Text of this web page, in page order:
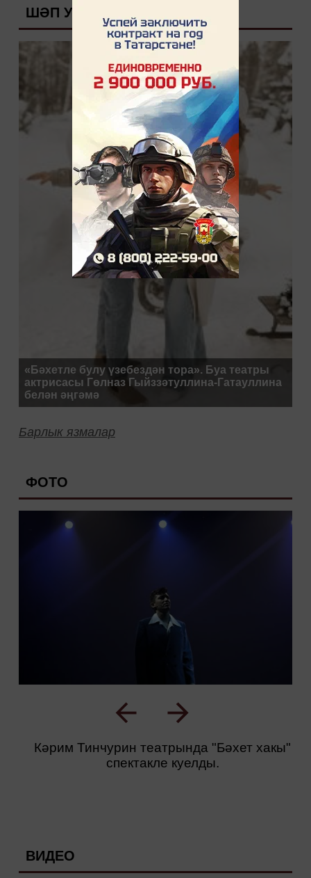
чыгарга булган. Үзенең күлмәген, ба...
ШӘП УКЫЛА
«Бәхетле булу үзебездән тора». Буа театры
актрисасы Гөлназ Гыйззәтуллина-Гатауллина
белән әңгәмә
Барлык язмалар
ФОТО
Кәрим Тинчурин театрында "Бәхет хакы"
спектакле куелды.
ВИДЕО